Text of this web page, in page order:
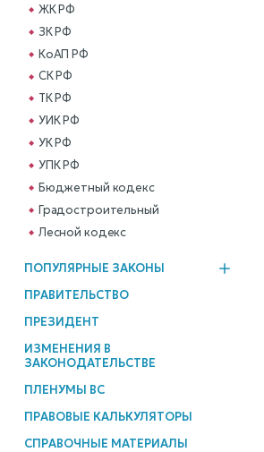
ЖК РФ
ЗК РФ
КоАП РФ
СК РФ
ТК РФ
УИК РФ
УК РФ
УПК РФ
Бюджетный кодекс
Градостроительный
Лесной кодекс
ПОПУЛЯРНЫЕ ЗАКОНЫ
ПРАВИТЕЛЬСТВО
ПРЕЗИДЕНТ
ИЗМЕНЕНИЯ В
ЗАКОНОДАТЕЛЬСТВЕ
ПЛЕНУМЫ ВС
ПРАВОВЫЕ КАЛЬКУЛЯТОРЫ
СПРАВОЧНЫЕ МАТЕРИАЛЫ